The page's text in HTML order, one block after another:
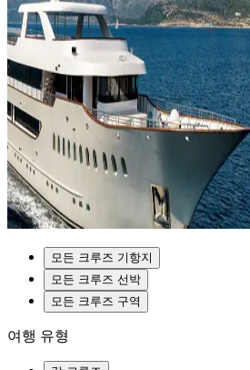
모든 크루즈 기항지
모든 크루즈 선박
모든 크루즈 구역
여행 유형